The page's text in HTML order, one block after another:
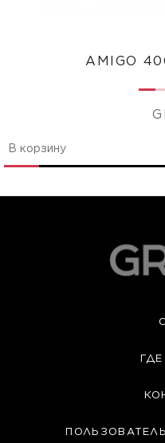
AMIGO
В корзину